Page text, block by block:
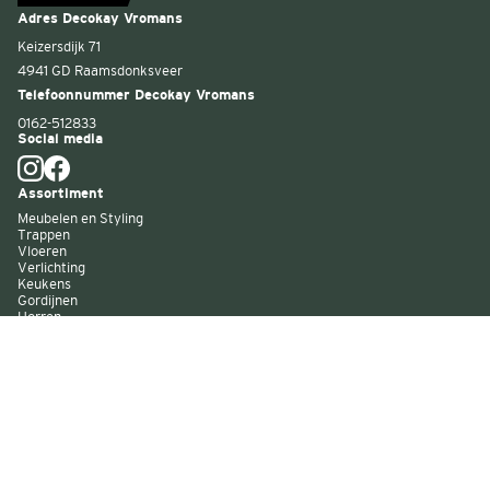
Adres Decokay Vromans
Keizersdijk 71
4941 GD Raamsdonksveer
Telefoonnummer Decokay Vromans
0162-512833
Social media
Assortiment
Meubelen en Styling
Trappen
Vloeren
Verlichting
Keukens
Gordijnen
Horren